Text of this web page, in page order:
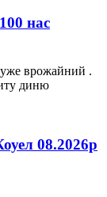
нас
врожайний .
диню
08.2026р